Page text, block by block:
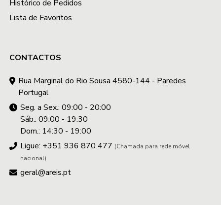
Histórico de Pedidos
Lista de Favoritos
CONTACTOS
Rua Marginal do Rio Sousa 4580-144 - Paredes
Portugal
Seg. a Sex.: 09:00 - 20:00
Sáb.: 09:00 - 19:30
Dom.: 14:30 - 19:00
Ligue: +351 936 870 477 (Chamada para rede móvel
nacional)
geral@areis.pt